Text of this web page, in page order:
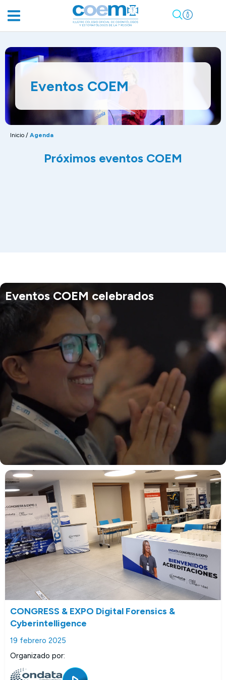
Eventos COEM
Inicio / Agenda
Próximos eventos COEM
Eventos COEM celebrados
CONGRESS & EXPO Digital Forensics &
Cyberintelligence
19 febrero 2025
Organizado por: